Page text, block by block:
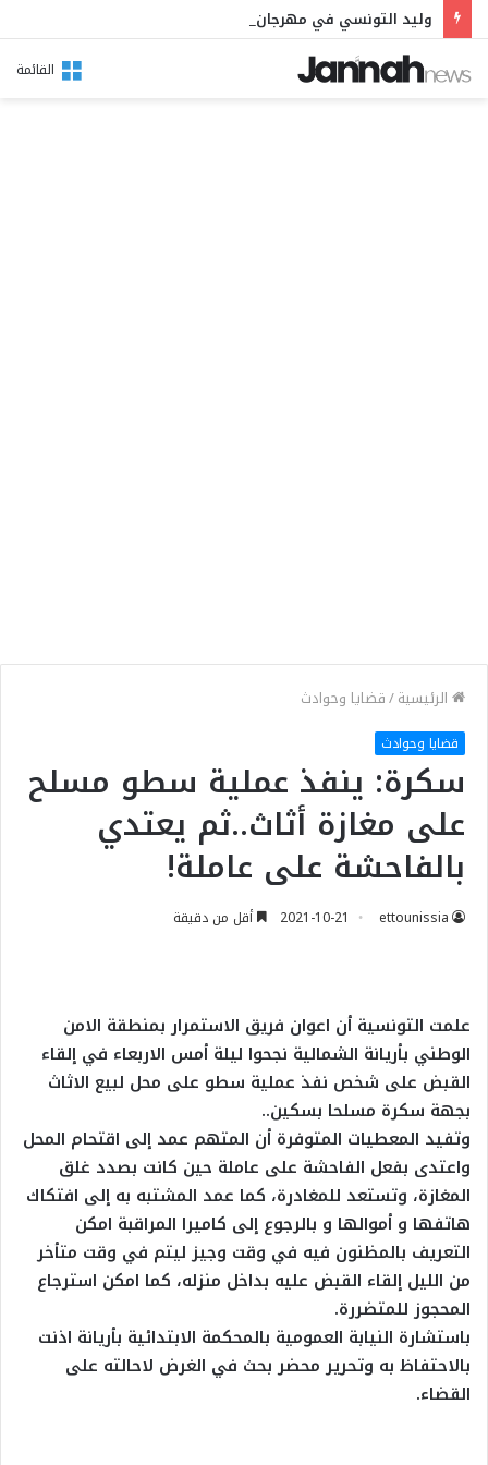
القائمة
الرئيسية/قضايا وحوادث
قضايا وحوادث
سكرة: ينفذ عملية سطو مسلح
على مغازة أثاث..ثم يعتدي
بالفاحشة على عاملة!
ettounissia
2021-10-21 أقل من دقيقة
علمت التونسية أن اعوان فريق الاستمرار بمنطقة الامن
الوطني بأريانة الشمالية نجحوا ليلة أمس الاربعاء في إلقاء
القبض على شخص نفذ عملية سطو على محل لبيع الاثاث
بجهة سكرة مسلحا بسكين..
وتفيد المعطيات المتوفرة أن المتهم عمد إلى اقتحام المحل
واعتدى بفعل الفاحشة على عاملة حين كانت بصدد غلق
المغازة، وتستعد للمغادرة، كما عمد المشتبه به إلى افتكاك
هاتفها و أموالها و بالرجوع إلى كاميرا المراقبة امكن
التعريف بالمظنون فيه في وقت وجيز ليتم في وقت متأخر
من الليل إلقاء القبض عليه بداخل منزله، كما امكن استرجاع
المحجوز للمتضررة.
باستشارة النيابة العمومية بالمحكمة الابتدائية بأريانة اذنت
بالاحتفاظ به وتحرير محضر بحث في الغرض لاحالته على
القضاء.